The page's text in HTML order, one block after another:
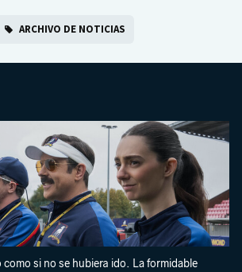
ARCHIVO DE NOTICIAS
si no se hubiera ido. La formidable